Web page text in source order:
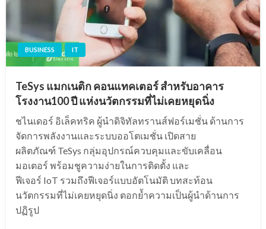
BUSINESS IT
TeSys แมกเนติก คอนแทคเตอร์ สำหรับอาคาร
โรงงาน100 ปี แห่งนวัตกรรมที่ไม่เคยหยุดนิ่ง
ชไนเดอร์ อิเล็คทริค ผู้นำดิจิทัลทรานส์ฟอร์เมชั่น ด้านการ
จัดการพลังงานและระบบออโตเมชั่น เปิดสาย
ผลิตภัณฑ์ TeSys กลุ่มอุปกรณ์ควบคุมและขับเคลื่อน
มอเตอร์ พร้อมชูความง่ายในการติดตั้ง และ
ฟีเจอร์ IoT รวมถึงฟีเจอร์แบบอัตโนมัติ บทสะท้อน
นวัตกรรมที่ไม่เคยหยุดนิ่ง ตอกย้ำความเป็นผู้นำด้านการ
ปฏิรูป